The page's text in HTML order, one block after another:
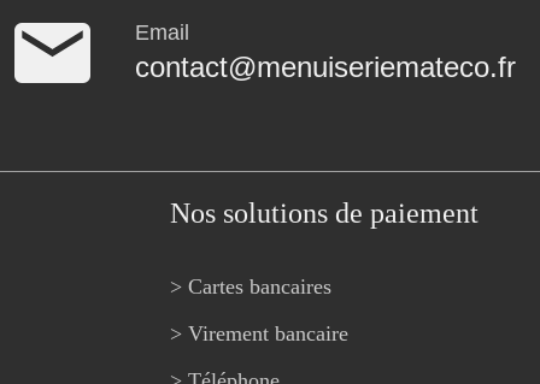
Email
contact@menuiseriemateco.fr
Nos solutions de paiement
> Cartes bancaires
> Virement bancaire